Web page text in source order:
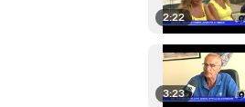
2:22
3:23